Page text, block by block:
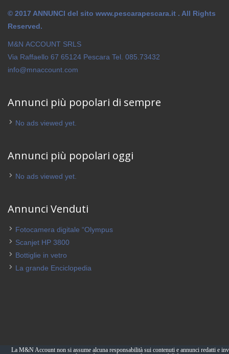
© 2017 ANNUNCI del sito www.pescarapescara.it . All Rights
Reserved.
M&N ACCOUNT SRLS
Via Raffaello 67 65124 Pescara Tel. 085.73432
info@mnaccount.com
Annunci più popolari di sempre
No ads viewed yet.
Annunci più popolari oggi
No ads viewed yet.
Annunci Venduti
Fotocamera digitale “Olympus
Scanjet HP 3800
Bottiglie in vetro
La grande Enciclopedia
La M&N Account non si assume alcuna responsabilità sui contenuti e annunci redatti e